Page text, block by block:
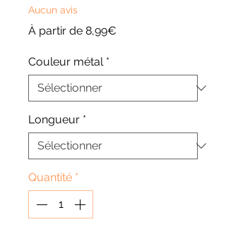
Aucun avis
À partir de 8,99€
Couleur métal *
Longueur *
Quantité *